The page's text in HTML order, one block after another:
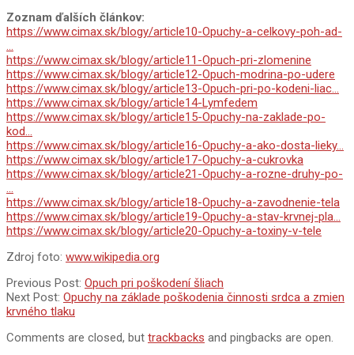
Zoznam ďalších článkov:
https://www.cimax.sk/blogy/article10-Opuchy-a-celkovy-poh-ad-
…
https://www.cimax.sk/blogy/article11-Opuch-pri-zlomenine
https://www.cimax.sk/blogy/article12-Opuch-modrina-po-udere
https://www.cimax.sk/blogy/article13-Opuch-pri-po-kodeni-liac…
https://www.cimax.sk/blogy/article14-Lymfedem
https://www.cimax.sk/blogy/article15-Opuchy-na-zaklade-po-
kod…
https://www.cimax.sk/blogy/article16-Opuchy-a-ako-dosta-lieky…
https://www.cimax.sk/blogy/article17-Opuchy-a-cukrovka
https://www.cimax.sk/blogy/article21-Opuchy-a-rozne-druhy-po-
…
https://www.cimax.sk/blogy/article18-Opuchy-a-zavodnenie-tela
https://www.cimax.sk/blogy/article19-Opuchy-a-stav-krvnej-pla…
https://www.cimax.sk/blogy/article20-Opuchy-a-toxiny-v-tele
Zdroj foto: www.wikipedia.org
2011-
06-
06
Previous Post: Opuch pri poškodení šliach
Next Post: Opuchy na základe poškodenia činnosti srdca a zmien
krvného tlaku
Comments are closed, but trackbacks and pingbacks are open.